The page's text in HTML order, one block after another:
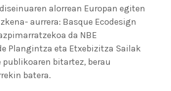
alorrean Europan egiten
aurrera: Basque Ecodesign
da NBE
Plangintza eta Etxebizitza Sailak
bitartez, berau
batera.